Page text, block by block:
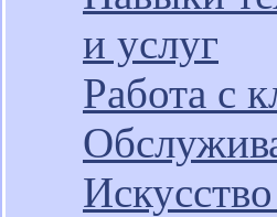
и услуг
Работа с